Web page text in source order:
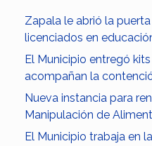
Zapala le abrió la
licenciados en
El Municipio entregó
acompañan la
Nueva instancia para
Manipulación de
El Municipio trabaja en